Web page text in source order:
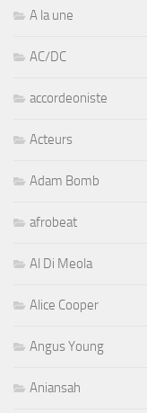
A la une
AC/DC
accordeoniste
Acteurs
Adam Bomb
afrobeat
Al Di Meola
Alice Cooper
Angus Young
Aniansah